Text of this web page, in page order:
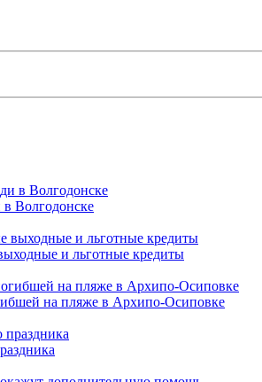
в Волгодонске
и льготные кредиты
на пляже в Архипо-Осиповке